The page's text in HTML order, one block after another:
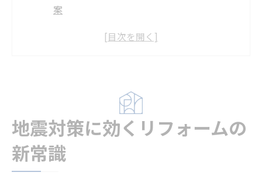
案
耐震補強リフォームの効果とその選び方
耐震リフォームで家族と住まいを守る方法
家族と住まいを守る耐震補強の選び方
リフォームで実現する耐震補強のポイント
地震対策に効くリフォームの
新常識